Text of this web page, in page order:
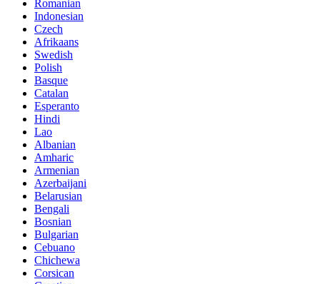
Romanian
Indonesian
Czech
Afrikaans
Swedish
Polish
Basque
Catalan
Esperanto
Hindi
Lao
Albanian
Amharic
Armenian
Azerbaijani
Belarusian
Bengali
Bosnian
Bulgarian
Cebuano
Chichewa
Corsican